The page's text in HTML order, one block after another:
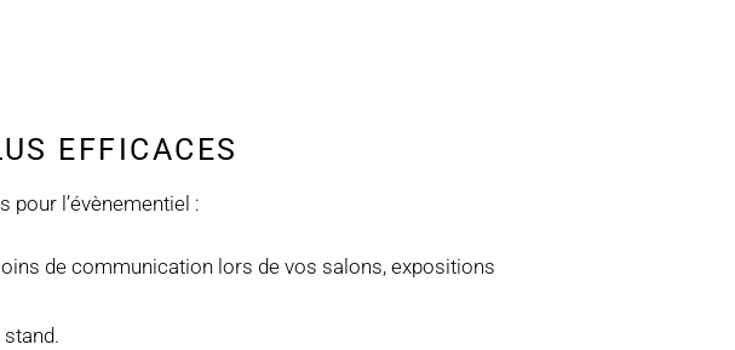
EFFICACES
l’évènementiel :
de communication lors de vos salons, expositions